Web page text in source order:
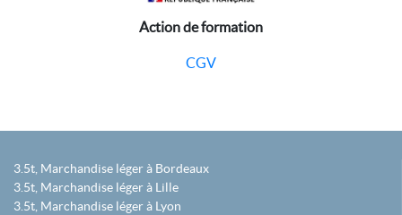
Action de formation
CGV
3.5t, Marchandise léger à Bordeaux
3.5t, Marchandise léger à Lille
3.5t, Marchandise léger à Lyon